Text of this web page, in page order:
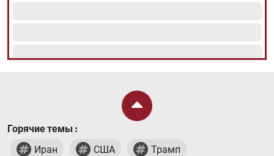
Горячие темы :
Иран
США Трамп